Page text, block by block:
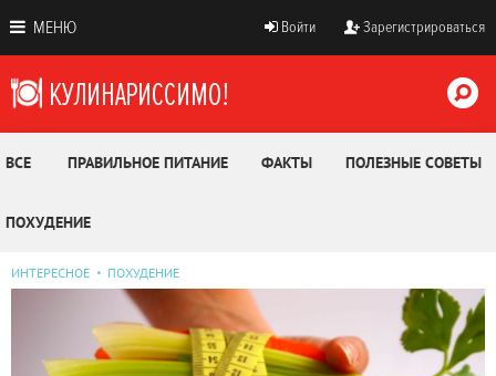
МЕНЮ Войти Зарегистрироваться
ВСЕ ПРАВИЛЬНОЕ ПИТАНИЕ ФАКТЫ ПОЛЕЗНЫЕ СОВЕТЫ
ПОХУДЕНИЕ
ИНТЕРЕСНОЕ ПОХУДЕНИЕ